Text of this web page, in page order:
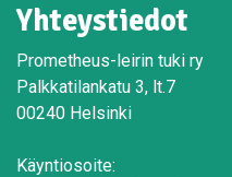
Yhteystiedot
Prometheus-leirin tuki ry
Palkkatilankatu 3, lt.7
00240 Helsinki
Käyntiosoite: